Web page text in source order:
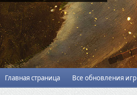
Главная страница Все обновления игр